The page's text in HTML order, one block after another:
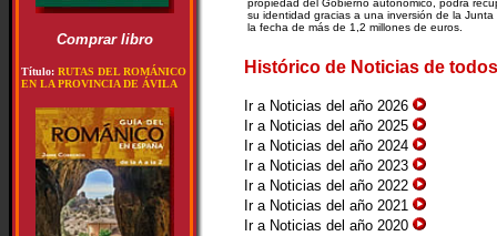
Comprar libro
Título: RUTAS DEL ROMÁNICO
EN LA PROVINCIA DE ÁVILA
propiedad del Gobierno autonómico, podrá
su identidad gracias a una inversión de la Junta
la fecha de más de 1,2 millones de euros.
Histórico de Noticias de
Ir a Noticias del año 2026
Ir a Noticias del año 2025
Ir a Noticias del año 2024
Ir a Noticias del año 2023
Ir a Noticias del año 2022
Ir a Noticias del año 2021
Ir a Noticias del año 2020